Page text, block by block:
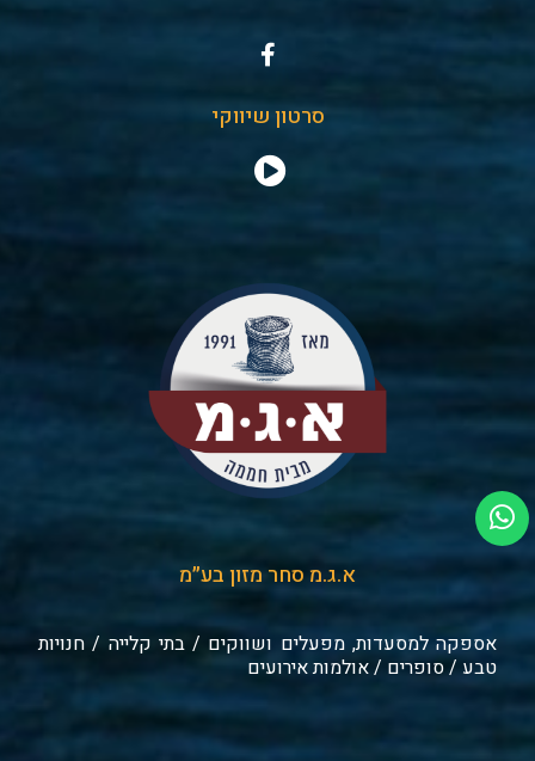
סרטון שיווקי
א.ג.מ סחר מזון בע״מ
אספקה למסעדות, מפעלים ושווקים / בתי קלייה / חנויות
טבע / סופרים / אולמות אירועים